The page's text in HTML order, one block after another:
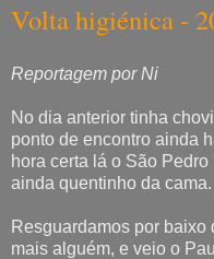
Volta higiénica -
Reportagem por Ni
No dia anterior tinha
ponto de encontro ainda
hora certa lá o São
ainda quentinho da cama.
Resguardamos por
mais alguém, e veio o